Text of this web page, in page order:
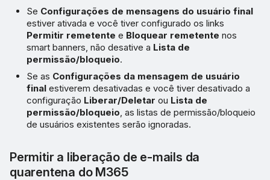
Se Configurações de mensagens do usuário final
estiver ativada e você tiver configurado os links
Permitir remetente e Bloquear remetente nos
smart banners, não desative a Lista de
permissão/bloqueio.
Se as Configurações da mensagem de usuário
final estiverem desativadas e você tiver desativado a
configuração Liberar/Deletar ou Lista de
permissão/bloqueio , as listas de permissão/bloqueio
de usuários existentes serão ignoradas.
Permitir a liberação de e-mails da
quarentena do M365